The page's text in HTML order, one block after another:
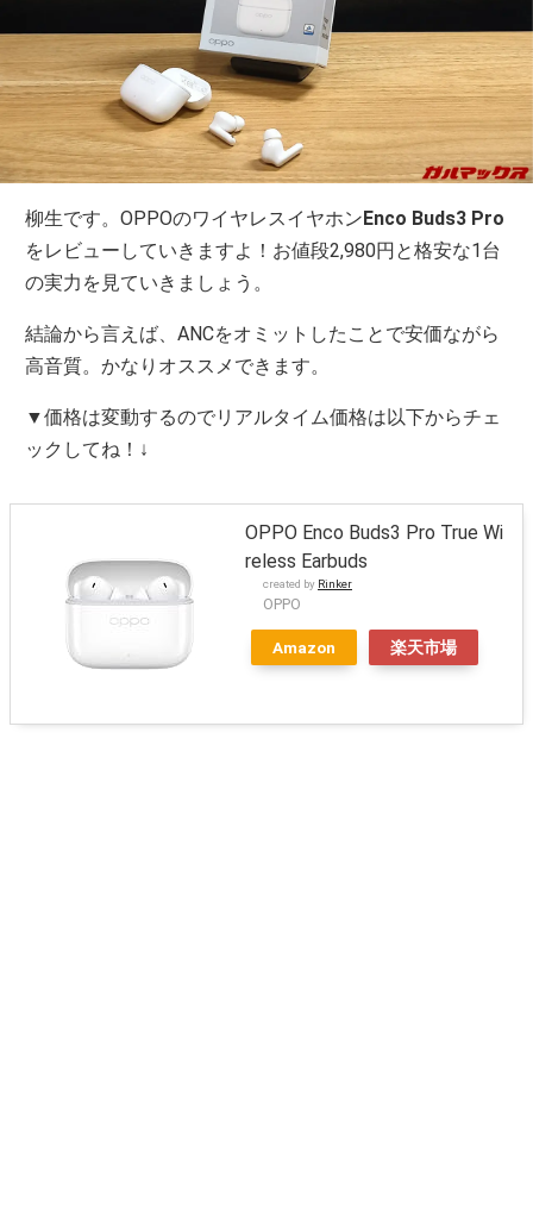
柳生です。OPPOのワイヤレスイヤホン Enco Buds3 Pro
をレビューしていきますよ！お値段2,980円と格安な1台
の実力を見ていきましょう。
結論から言えば、ANCをオミットしたことで安価ながら
高音質。かなりオススメできます。
▼価格は変動するのでリアルタイム価格は以下からチェ
ックしてね！↓
OPPO Enco Buds3 Pro True Wi
reless Earbuds
created by Rinker
OPPO
Amazon 楽天市場